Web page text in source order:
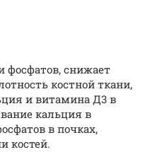
фосфатов, снижает
костной ткани,
и витамина Д3 в
кальция в
в почках,
костей.